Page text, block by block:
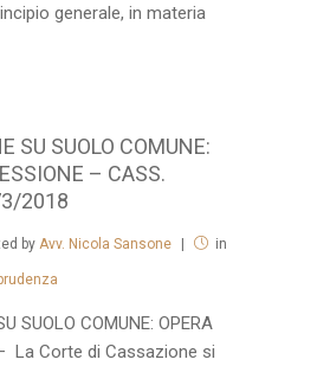
generale, in materia
SU SUOLO COMUNE:
– CASS.
2018
by Avv. Nicola Sansone in
SUOLO COMUNE: OPERA
– La Corte di Cassazione si